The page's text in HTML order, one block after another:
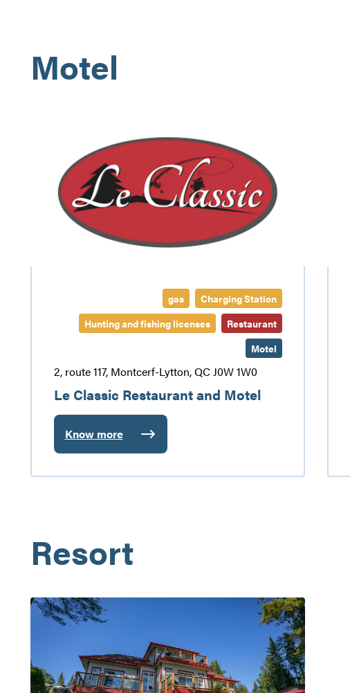
Motel
gas
Charging Station
Hunting and fishing licenses
Restaurant
Motel
2, route 117, Montcerf-Lytton, QC J0W 1W0
Le Classic Restaurant and Motel
Know more
:
Le
Classic
Resort
Village
Majopial